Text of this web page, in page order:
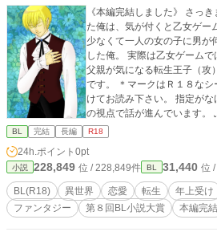
《本編完結しました》 さっきまで何処にでもいる高校生だっ
た俺は、気が付くと乙女ゲー
少なくて一人の女の子に男が
した俺。 実際は乙女ゲーム
父親が気になる転生王子（攻
です。 ＊マークはＲ１８なシーンがあります。 周りに気をつ
けてお読み下さい。 指定がなければアルフォンスになった蓮
の視点で話が進んでいます。 ふんわり設定ですが、よろしく
お願い致します。
BL 完結 長編 R18
24h.ポイント 0pt
小説 228,849 位 / 228,849件 BL 31,440 位
BL(R18) 異世界 恋愛 転生 年上受け
ファンタジー
第８回BL小説大賞 本編完結